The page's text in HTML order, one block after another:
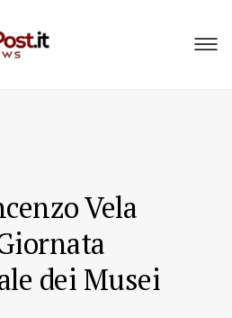
Vela
dei Musei